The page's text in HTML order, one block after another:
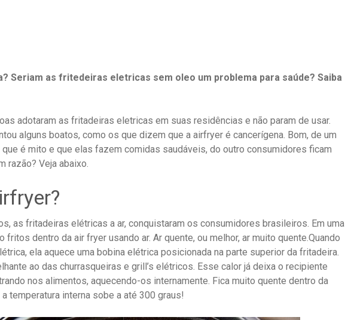
Seriam as fritedeiras eletricas sem oleo um problema para saúde? Saiba
adotaram as fritadeiras eletricas em suas residências e não param de usar.
alguns boatos, como os que dizem que a airfryer é cancerígena. Bom, de um
é mito e que elas fazem comidas saudáveis, do outro consumidores ficam
razão? Veja abaixo.
as fritadeiras elétricas a ar, conquistaram os consumidores brasileiros. Em uma
dentro da air fryer usando ar. Ar quente, ou melhor, ar muito quente.Quando
ela aquece uma bobina elétrica posicionada na parte superior da fritadeira.
ao das churrasqueiras e grill’s elétricos. Esse calor já deixa o recipiente
nos alimentos, aquecendo-os internamente. Fica muito quente dentro da
temperatura interna sobe a até 300 graus!